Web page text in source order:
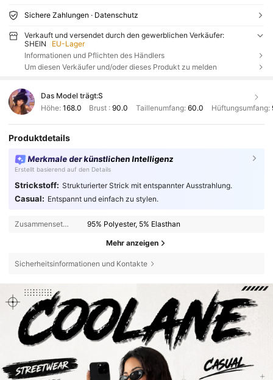
Sichere Zahlungen · Datenschutz
Verkauft und versendet durch den gewerblichen Verkäufer:
SHEIN
EU-Lager
Informationen und Pflichten des Händlers
Um diesen Verkäufer und/oder dieses Produkt zu melden
Das Model trägt:S
Höhe: 168.0 Brust :90.0 Taillenumfang: 60.0 Hüftungsumfang:
Produktdetails
Merkmale der künstlichen Intelligenz
Erstellt basierend auf den Details
Strickstoff: Strukturierter Strick mit entspannter Ausstrahlung.
Casual: Entspannt und einfach zu stylen.
Zusammensetzung: 95% Polyester, 5% Elasthan
Mehr anzeigen
Sicherheitsinformationen und Kontakte